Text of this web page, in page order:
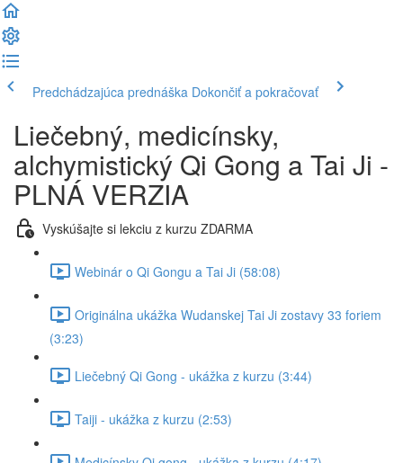
Predchádzajúca prednáška Dokončiť a pokračovať
Liečebný, medicínsky,
alchymistický Qi Gong a Tai Ji -
PLNÁ VERZIA
Vyskúšajte si lekciu z kurzu ZDARMA
Webinár o Qi Gongu a Tai Ji (58:08)
Originálna ukážka Wudanskej Tai Ji zostavy 33 foriem
(3:23)
Liečebný Qi Gong - ukážka z kurzu (3:44)
Taiji - ukážka z kurzu (2:53)